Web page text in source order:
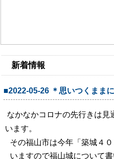
新着情報
■2022-05-26 ＊思いつくままに
なかなかコロナの先行きは見
います。
その福山市は今年「築城４
いますので福山城について書